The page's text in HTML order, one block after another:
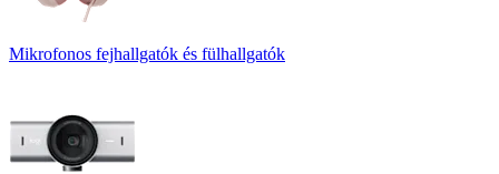
Mikrofonos fejhallgatók és fülhallgatók